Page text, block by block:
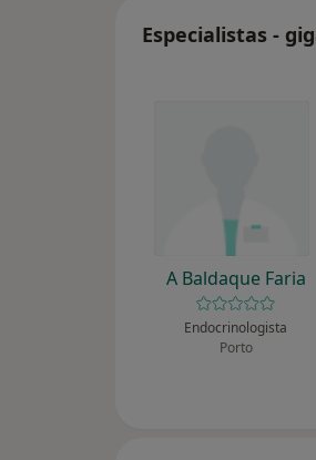
Especialistas -
A Baldaque Faria
Endocrinologista
Porto